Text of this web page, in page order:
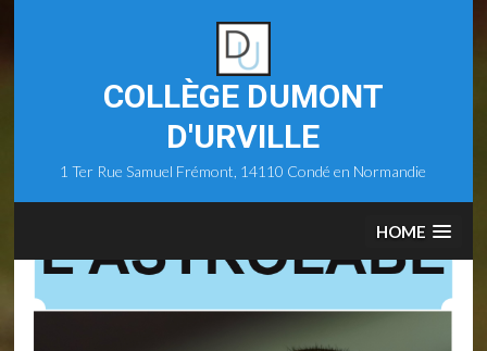
COLLÈGE DUMONT
D'URVILLE
1 Ter Rue Samuel Frémont, 14110 Condé en Normandie
HOME